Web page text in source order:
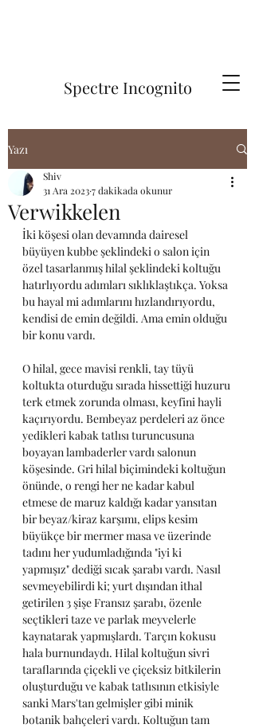
Spectre Incognito
Yazı
Verwikkelen
Shiv
31 Ara 20237 dakikada okunur
İki köşesi olan devamnda dairesel
büyüyen kubbe şeklindeki o salon için
özel tasarlanmış hilal şeklindeki koltuğu
hatırlıyordu adımları sıklıklaştıkça. Yoksa
bu hayal mi adımlarını hızlandırıyordu,
kendisi de emin değildi. Ama emin olduğu
bir konu vardı.
O hilal, gece mavisi renkli, tay tüyü
koltukta oturduğu sırada hissettiği huzuru
terk etmek zorunda olması, keyfini hayli
kaçırıyordu. Bembeyaz perdeleri az önce
yedikleri kabak tatlısı turuncusuna
boyayan lambaderler vardı salonun
köşesinde. Gri hilal biçimindeki koltuğun
önünde, o rengi her ne kadar kabul
etmese de maruz kaldığı kadar yansıtan
bir beyaz/kiraz karşımı, elips kesim
büyükçe bir mermer masa ve üzerinde
tadını her yudumladığında "iyi ki
yapmışız" dediği sıcak şarabı vardı. Nasıl
sevmeyebilirdi ki; yurt dışından ithal
getirilen 3 şişe Fransız şarabı, özenle
seçtikleri taze ve parlak meyvelerle
kaynatarak yapmışlardı. Tarçın kokusu
hala burnundaydı. Hilal koltuğun sivri
taraflarında çiçekli ve çiçeksiz bitkilerin
oluşturduğu ve kabak tatlısının etkisiyle
sanki Mars'tan gelmişler gibi minik
botanik bahçeleri vardı. Koltuğun tam